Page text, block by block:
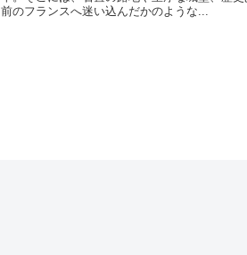
前のフランスへ迷い込んだかのような...